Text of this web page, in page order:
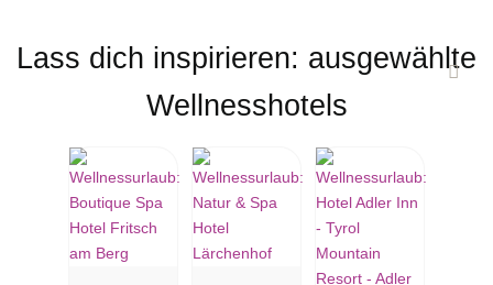
Lass dich inspirieren: ausgewählte
Wellnesshotels